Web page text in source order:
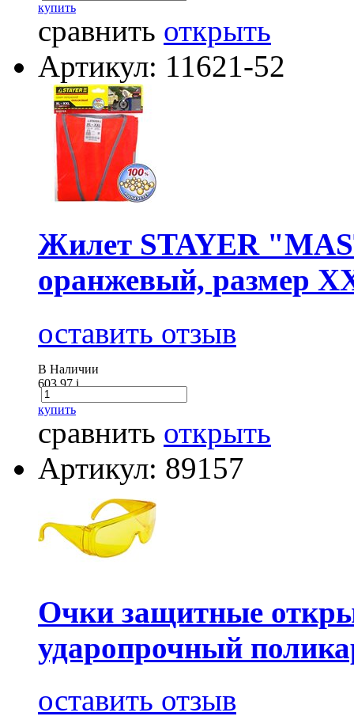
купить
сравнить открыть
Артикул: 11621-52
Жилет STAYER
оранжевый, размер
оставить отзыв
В Наличии
603.97i
купить
сравнить открыть
Артикул: 89157
Очки защитные
ударопрочный
оставить отзыв